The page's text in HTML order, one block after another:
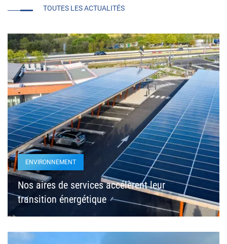
TOUTES LES ACTUALITÉS
ENVIRONNEMENT
Nos aires de services accélèrent leur
transition énergétique